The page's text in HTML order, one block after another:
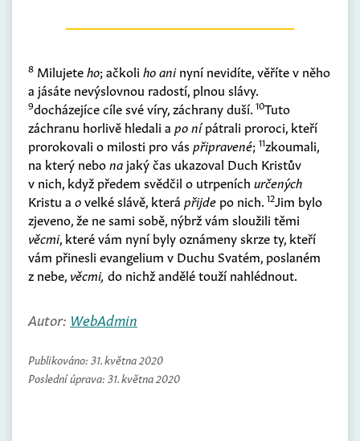
8 Milujeteho; ačkoli ho aninyní nevidíte, věříte v něho
a jásáte nevýslovnou radostí, plnou slávy.
9docházejíce cíle své víry, záchrany duší. 10Tuto
záchranu horlivě hledali a po nípátrali proroci, kteří
prorokovali o milosti pro váspřipravené; 11zkoumali,
na který nebona jaký čas ukazoval Duch Kristův
v nich, když předem svědčil o utrpeních určených
Kristu a ovelké slávě, která přijde po nich. 12Jim bylo
zjeveno, že ne sami sobě, nýbrž vám sloužili těmi
věcmi, které vám nyní byly oznámeny skrze ty, kteří
vám přinesli evangelium v Duchu Svatém, poslaném
z nebe, věcmi, do nichž andělé touží nahlédnout.
Autor: WebAdmin
Publikováno: 31. května 2020
Poslední úprava: 31. května 2020